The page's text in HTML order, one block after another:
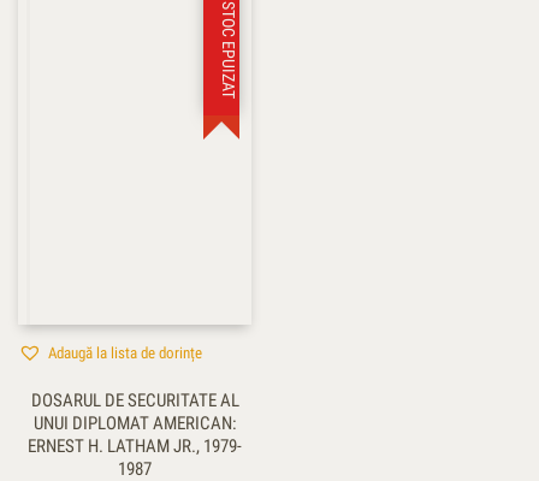
STOC EPUIZAT
Adaugă la lista de dorințe
DOSARUL DE SECURITATE AL
UNUI DIPLOMAT AMERICAN:
ERNEST H. LATHAM JR., 1979-
1987